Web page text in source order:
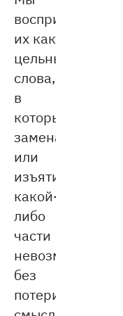
воспринимаем
их как
цельные
слова,
в
которых
замена
или
изъятие
какой-
либо
части
невозможна
без
потери